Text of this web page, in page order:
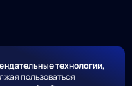
технологии,
пользоваться